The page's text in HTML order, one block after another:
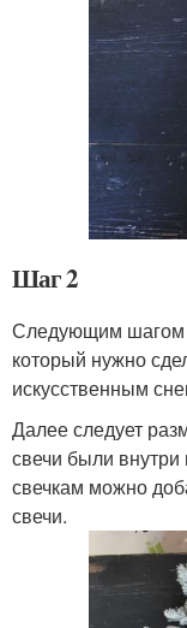
Шаг 2
Следующим шагом
который нужно
искусственным
Далее следует
свечи были
свечкам можно
свечи.